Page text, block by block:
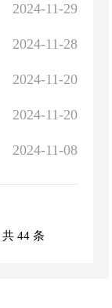
2024-11-29
2024-11-28
2024-11-20
2024-11-20
2024-11-08
共 44 条